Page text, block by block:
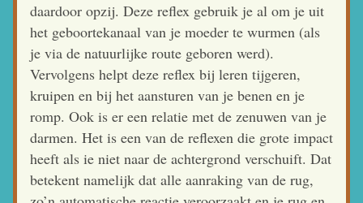
daardoor opzij. Deze reflex gebruik je al om je uit
het geboortekanaal van je moeder te wurmen (als
je via de natuurlijke route geboren werd).
Vervolgens helpt deze reflex bij leren tijgeren,
kruipen en bij het aansturen van je benen en je
romp. Ook is er een relatie met de zenuwen van je
darmen. Het is een van de reflexen die grote impact
heeft als ie niet naar de achtergrond verschuift. Dat
betekent namelijk dat alle aanraking van de rug,